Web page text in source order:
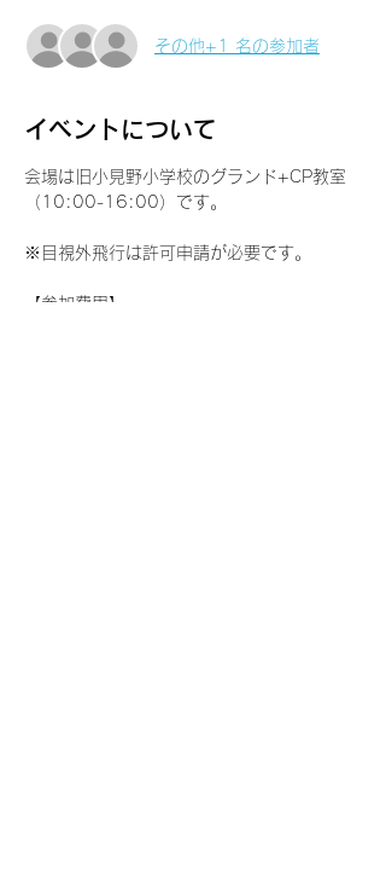
その他+1 名の参加者
イベントについて
会場は旧小見野小学校のグランド+CP教室
（10:00-16:00）です。
※目視外飛行は許可申請が必要です。
【参加費用】